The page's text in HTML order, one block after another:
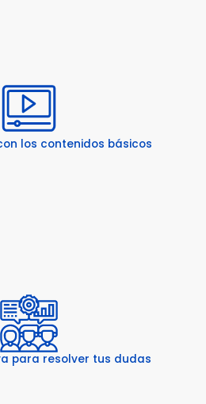
los contenidos básicos
para resolver tus dudas